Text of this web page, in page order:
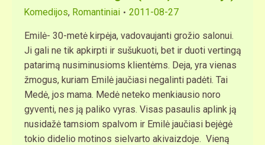
Komedijos, Romantiniai 2011-08-27
Emilė- 30-metė kirpėja, vadovaujanti grožio salonui.
Ji gali ne tik apkirpti ir sušukuoti, bet ir duoti vertingą
patarimą nusiminusioms klientėms. Deja, yra vienas
žmogus, kuriam Emilė jaučiasi negalinti padėti. Tai
Medė, jos mama. Medė neteko menkiausio noro
gyventi, nes ją paliko vyras. Visas pasaulis aplink ją
nusidažė tamsiom spalvom ir Emilė jaučiasi bejėgė
tokio didelio motinos sielvarto akivaizdoje. Vieną